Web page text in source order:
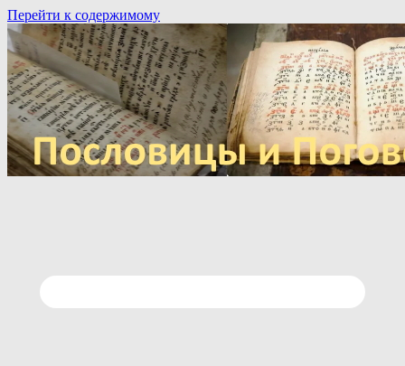
Перейти к содержимому